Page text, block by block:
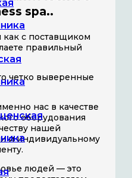
spa..
как с поставщиком
правильный
четко выверенные
нас в качестве
оборудования
нашей
и индивидуальному
людей — это